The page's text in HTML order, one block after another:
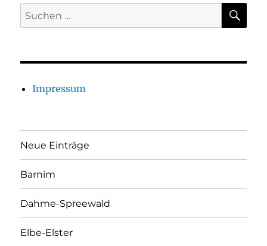
Suchen
nach:
Impressum
Neue Einträge
Barnim
Dahme-Spreewald
Elbe-Elster